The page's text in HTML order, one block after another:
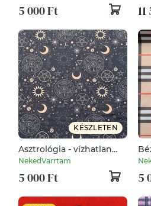
5 000 Ft
KÉSZLETEN
Asztrológia - vízhatlan
gyöngyvászon
NekedVarrtam
5 000 Ft 5